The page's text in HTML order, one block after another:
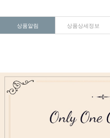
상품알림 상품상세정보